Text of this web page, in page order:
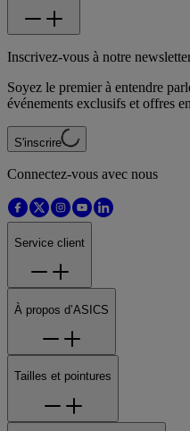
Inscrivez-vous à notre
Soyez le premier à entendre
événements exclusifs et offres
S'inscrire
Connectez-vous avec nous
Service client
À propos d’ASICS
Tailles et pointures